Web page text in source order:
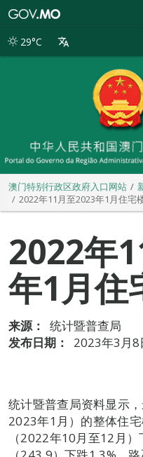
别
29°C
澳门特别行政区政府入口网站
2022年11月至2023年1月住宅
2022年
年1月住
来源：
统计暨普查局
发布日期：
2023年3月8
统计暨普查局资料显示
2023年1月）的整体住
（2022年10月至12月